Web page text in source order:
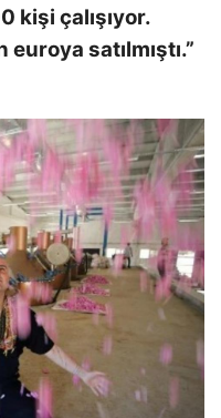
kişi çalışıyor.
satılmıştı.”